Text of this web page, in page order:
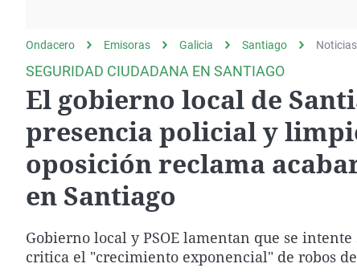
gato
Operación Viuda
Negra
Navarra
Ondacero Emisoras Galicia Santiago Noticias
SEGURIDAD CIUDADANA EN SANTIAGO
El gobierno local de
presencia policial y
oposición reclama
en Santiago
Gobierno local y PSOE lamentan que se
critica el "crecimiento exponencial" de robos